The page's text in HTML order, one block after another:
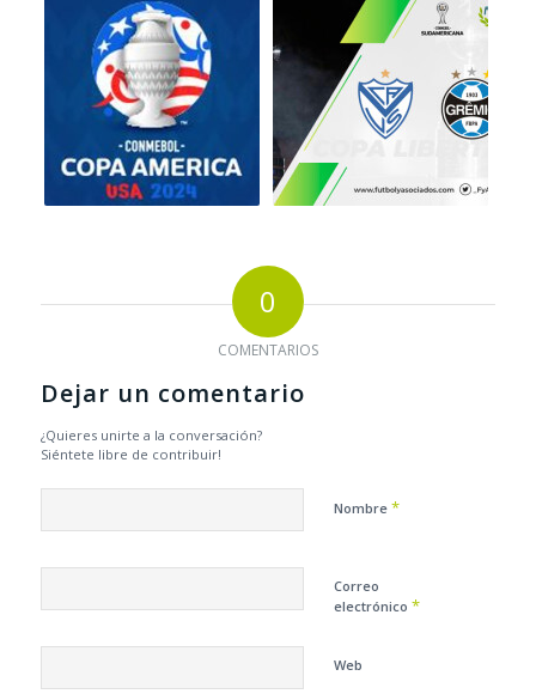
0
COMENTARIOS
Dejar un comentario
¿Quieres unirte a la conversación?
Siéntete libre de contribuir!
Nombre *
Correo
electrónico *
Web